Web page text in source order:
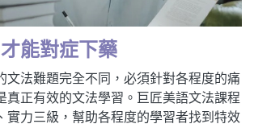
能對症下藥
文法難題完全不同，必須針對各程度的痛
真正有效的文法學習。巨匠美語文法課程
實力三級，幫助各程度的學習者找到特效